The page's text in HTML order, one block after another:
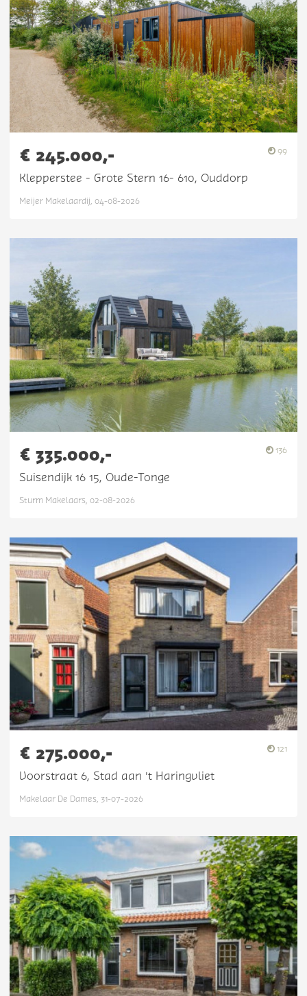
€ 245.000,- 99
Klepperstee - Grote Stern 16- 610, Ouddorp
Meijer Makelaardij, 04-08-2026
€ 335.000,- 136
Suisendijk 16 15, Oude-Tonge
Sturm Makelaars, 02-08-2026
€ 275.000,- 121
Voorstraat 6, Stad aan 't Haringvliet
Makelaar De Dames, 31-07-2026